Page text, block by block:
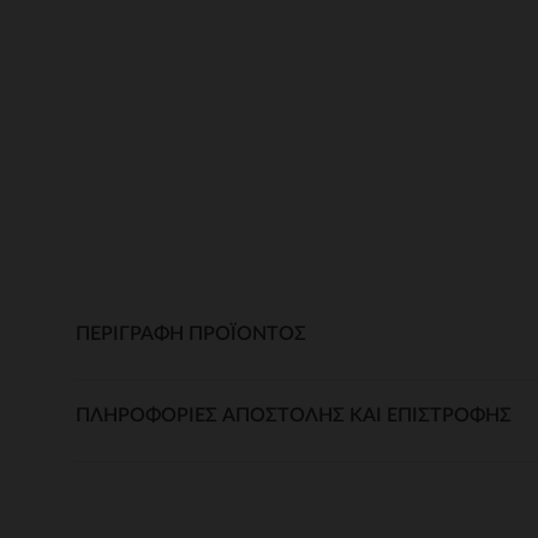
ΠΕΡΙΓΡΑΦΉ ΠΡΟΪΌΝΤΟΣ
ΠΛΗΡΟΦΟΡΊΕΣ ΑΠΟΣΤΟΛΉΣ ΚΑΙ ΕΠΙΣΤΡΟΦΉΣ